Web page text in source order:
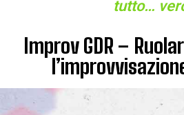
tutto…
Improv GDR –